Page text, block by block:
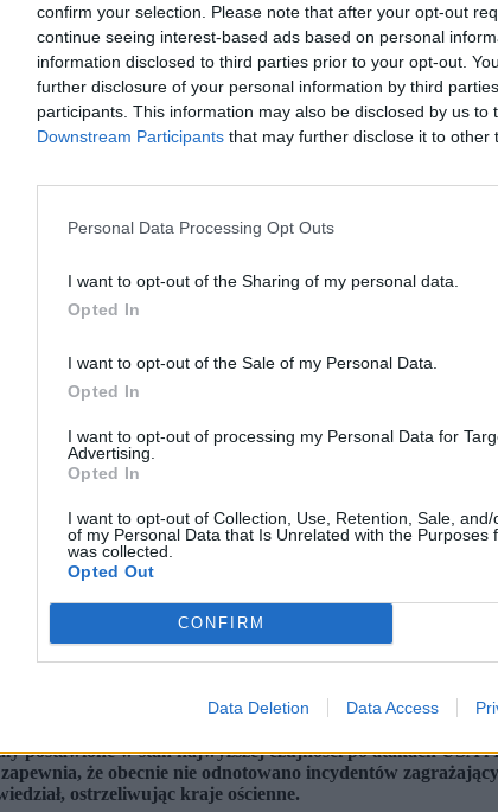
confirm your selection. Please note that after your opt-out
continue seeing interest-based ads based on personal
information disclosed to third parties prior to your opt-out.
further disclosure of your personal information by third
participants. This information may also be disclosed by us to
Downstream Participants that may further disclose it to other
Personal Data Processing Opt Outs
I want to opt-out of the Sharing of my personal data.
Opted In
I want to opt-out of the Sale of my Personal Data.
Opted In
I want to opt-out of processing my Personal Data for
Advertising.
Opted In
I want to opt-out of Collection, Use, Retention, Sale, and/
of my Personal Data that Is Unrelated with the Purposes
was collected.
Opted Out
CONFIRM
Data Deletion Data Access
Kamysz. (fot. KSikorski / Shutterstock)
postawione w stan najwyższej czujności po atakach USA
że obecnie nie odnotowano incydentów
ostrzeliwując kraje ościenne.